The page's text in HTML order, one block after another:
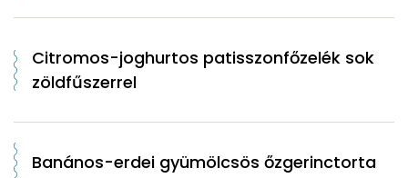
Citromos-joghurtos patisszonfőzelék sok
zöldfűszerrel
Banános-erdei gyümölcsös őzgerinctorta